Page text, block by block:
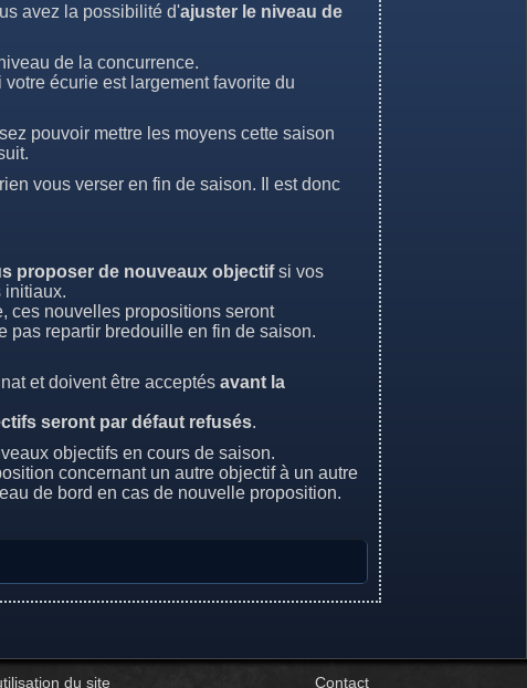
avez la possibilité d'ajuster le niveau de
de la concurrence.
écurie est largement favorite du
pouvoir mettre les moyens cette saison
vous verser en fin de saison. Il est donc
proposer de nouveaux objectifsi vos
initiaux.
ces nouvelles propositions seront
pas repartir bredouille en fin de saison.
et doivent être acceptés avant la
seront par défaut refusés.
objectifs en cours de saison.
concernant un autre objectif à un autre
de bord en cas de nouvelle proposition.
du site Contact